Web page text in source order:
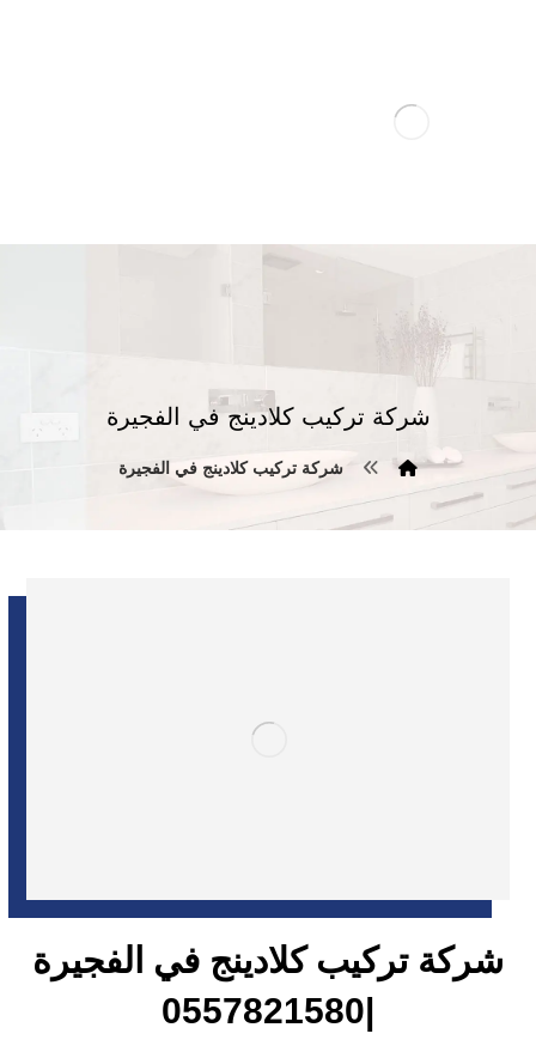
شركة تركيب كلادينج في الفجيرة
شركة تركيب كلادينج في الفجيرة
شركة تركيب كلادينج في الفجيرة
|0557821580